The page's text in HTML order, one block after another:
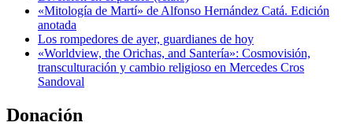
«Mitología de Martí» de Alfonso Hernández Catá. Edición
anotada
Los rompedores de ayer, guardianes de hoy
«Worldview, the Orichas, and Santería»: Cosmovisión,
transculturación y cambio religioso en Mercedes Cros
Sandoval
Donación